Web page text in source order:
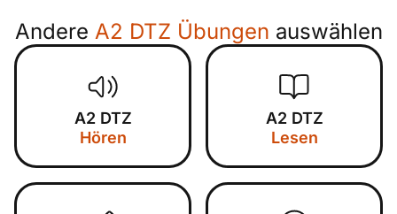
Andere A2 DTZ Übungen auswählen
A2 DTZ
Hören
A2 DTZ
Lesen